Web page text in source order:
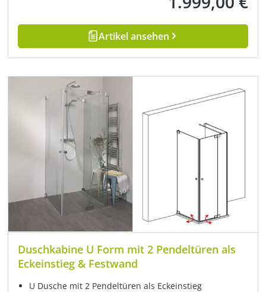
Artikel ansehen
Duschkabine U Form mit 2 Pendeltüren als
Eckeinstieg & Festwand
U Dusche mit 2 Pendeltüren als Eckeinstieg